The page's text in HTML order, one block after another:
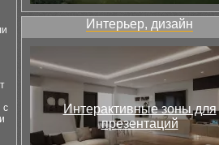
с
Интерьер, дизайн
Интерактивные зоны для
презентаций